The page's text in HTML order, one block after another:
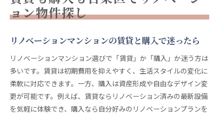
ョン物件探し
リノベーションマンションの賃貸と購入で迷ったら
リノベーションマンション選びで「賃貸」か「購入」か迷う方は
多いです。賃貸は初期費用を抑えやすく、生活スタイルの変化に
柔軟に対応できます。一方、購入は資産形成や自由なデザイン変
更が可能です。例えば、賃貸ならリノベーション済みの最新設備
を気軽に体験でき、購入なら自分好みのリノベーションプランを